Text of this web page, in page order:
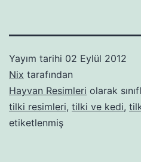
Yayım tarihi 02 Eylül 2012
Nix tarafından
Hayvan Resimleri olarak
tilki resimleri, tilki ve kedi,
etiketlenmiş